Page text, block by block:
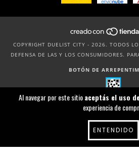
Al navegar por este sitioaceptás el uso
experiencia de
ENTENDIDO
COPYRIGHT DUELIST CITY - 2026. TODOS
DEFENSA DE LAS Y LOS CONSUMIDORES.
BOTÓN DE